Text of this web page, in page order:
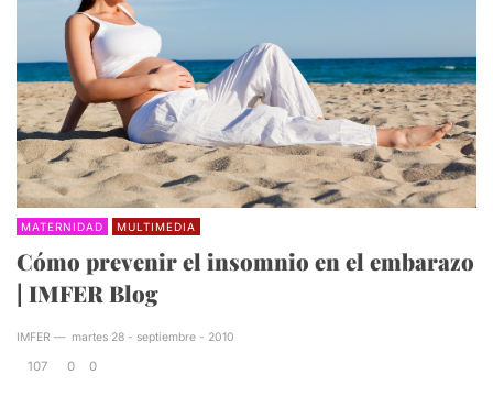
MATERNIDAD MULTIMEDIA
Cómo prevenir el insomnio en el embarazo
| IMFER Blog
IMFER — martes 28 - septiembre - 2010
107 0 0